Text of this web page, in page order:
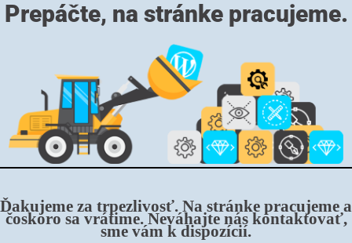
Prepáčte, na stránke pracujeme.
Ďakujeme za trpezlivosť. Na stránke pracujeme a
čoskoro sa vrátime. Neváhajte nás kontaktovať,
sme vám k dispozícií.